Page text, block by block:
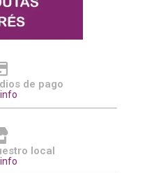
de pago
local